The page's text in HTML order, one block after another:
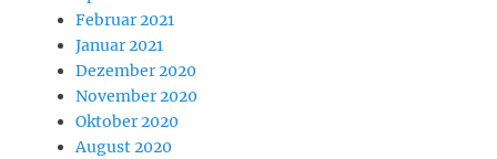
Februar 2021
Januar 2021
Dezember 2020
November 2020
Oktober 2020
August 2020